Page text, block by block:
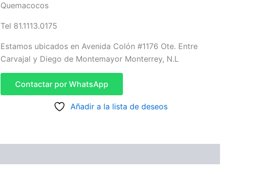
Quemacocos
Tel 81.1113.0175
Estamos ubicados en Avenida Colón #1176 Ote. Entre
Carvajal y Diego de Montemayor Monterrey, N.L
Contactar por WhatsApp
Añadir a la lista de deseos